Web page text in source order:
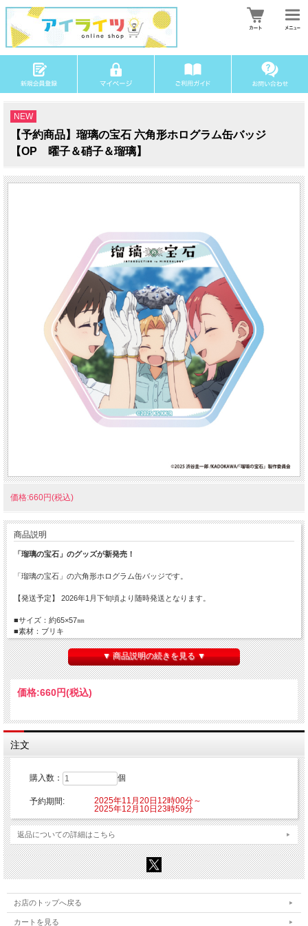
NEW
【予約商品】瑠璃の宝石 六角形ホログラム缶バッジ
【OP 曜子＆硝子＆瑠璃】
価格:660円(税込)
商品説明
「瑠璃の宝石」のグッズが新発売！
「瑠璃の宝石」の六角形ホログラム缶バッジです。
【発送予定】 2026年1月下旬頃より随時発送となります。
■サイズ：約65×57㎜
■素材：ブリキ
【ご注意】
※こちらの商品はご注文時にクレジットカード決済承認（課金）を行います。予め
ご了承ください。
※他の商品を一緒にご購入した場合もご注文時にカード決済承認（課金）を行いま
す。
い。
※他商品と一緒に購入した場合、予約商品と一緒に発送となります。
©2025 渋谷圭一郎/KADOKAWA/「瑠璃の宝石」製作委員会
▼ 商品説明の続きを見る ▼
価格:660円(税込)
注文
購入数： 個
予約期間:
2025年11月20日12時00分～
2025年12月10日23時59分
返品についての詳細はこちら
お店のトップへ戻る
カートを見る